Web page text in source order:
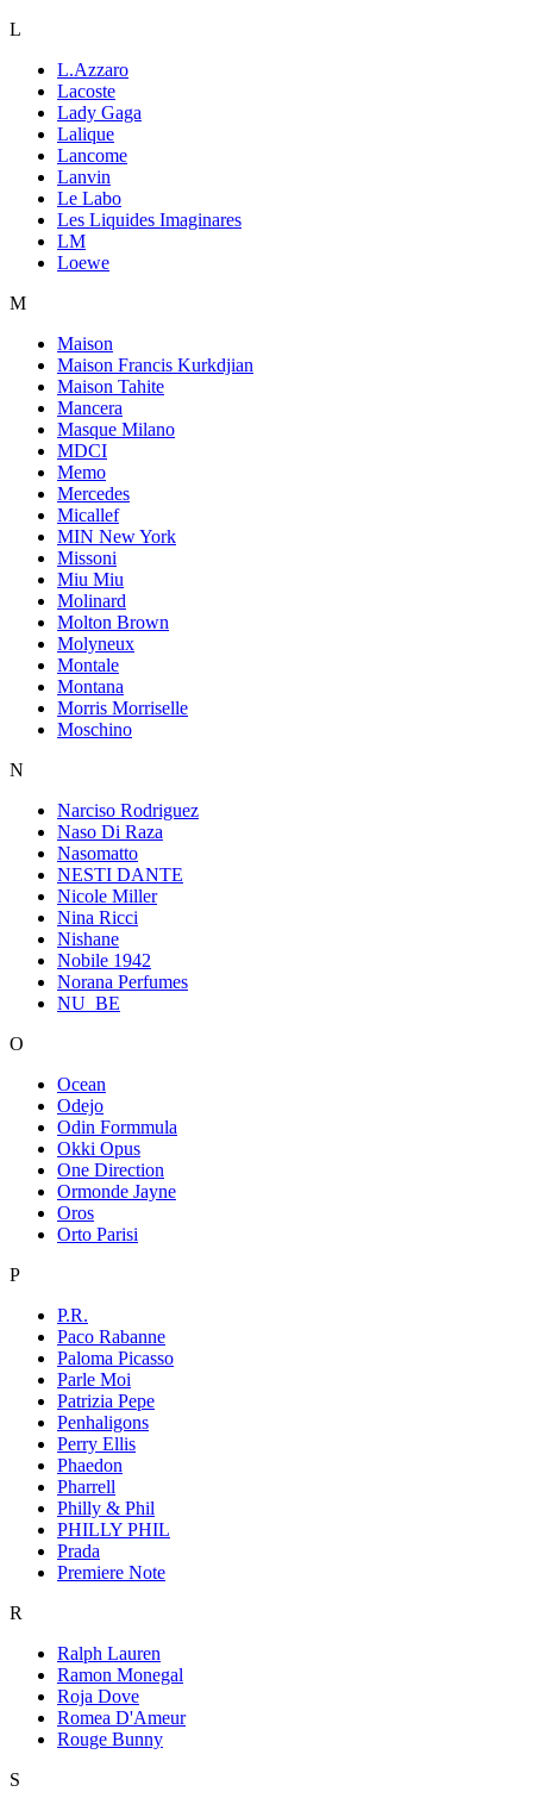
L
L.Azzaro
Lacoste
Lady Gaga
Lalique
Lancome
Lanvin
Le Labo
Les Liquides Imaginares
LM
Loewe
M
Maison
Maison Francis Kurkdjian
Maison Tahite
Mancera
Masque Milano
MDCI
Memo
Mercedes
Micallef
MIN New York
Missoni
Miu Miu
Molinard
Molton Brown
Molyneux
Montale
Montana
Morris Morriselle
Moschino
N
Narciso Rodriguez
Naso Di Raza
Nasomatto
NESTI DANTE
Nicole Miller
Nina Ricci
Nishane
Nobile 1942
Norana Perfumes
NU_BE
O
Ocean
Odejo
Odin Formmula
Okki Opus
One Direction
Ormonde Jayne
Oros
Orto Parisi
P
P.R.
Paco Rabanne
Paloma Picasso
Parle Moi
Patrizia Pepe
Penhaligons
Perry Ellis
Phaedon
Pharrell
Philly & Phil
PHILLY PHIL
Prada
Premiere Note
R
Ralph Lauren
Ramon Monegal
Roja Dove
Romea D'Ameur
Rouge Bunny
S